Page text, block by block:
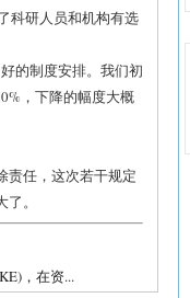
科研人员和机构有选
的制度安排。我们初
，下降的幅度大概
责任，这次若干规定
。
，在资...